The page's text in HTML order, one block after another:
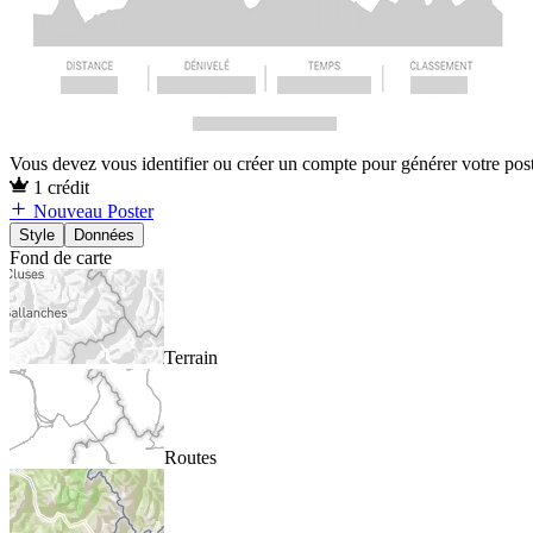
Vous devez vous identifier ou créer un compte pour générer votre
1 crédit
Nouveau Poster
Style Données
Fond de carte
Terrain
Routes